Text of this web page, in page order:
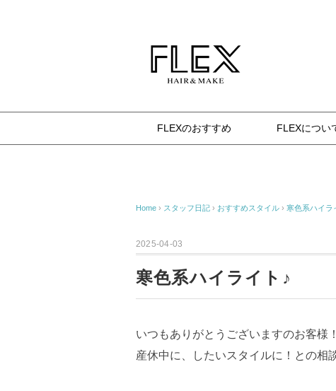
FLEXのおすすめ FLEXについ
Home › スタッフ日記 › おすすめスタイル › 寒色系ハイラ
2025-04-03
寒色系ハイライト♪
いつもありがとうございますのお客様！
産休中に、したいスタイルに！との相